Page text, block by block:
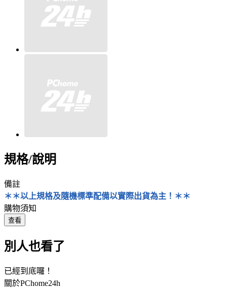
規格/說明
備註
＊＊以上規格及隨機標準配備以實際出貨為主！＊＊
購物須知
查看
別人也看了
已經到底囉！
關於PChome24h